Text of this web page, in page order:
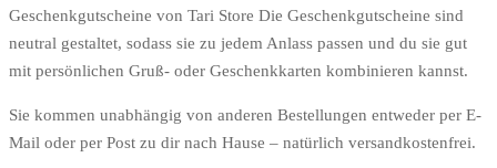
Geschenkgutscheine von Tari Store Die Geschenkgutscheine sind
neutral gestaltet, sodass sie zu jedem Anlass passen und du sie gut
mit persönlichen Gruß- oder Geschenkkarten kombinieren kannst.
Sie kommen unabhängig von anderen Bestellungen entweder per E-
Mail oder per Post zu dir nach Hause – natürlich versandkostenfrei.